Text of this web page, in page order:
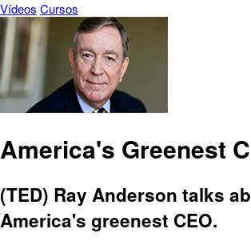
Vídeos Cursos
America's Greenest
(TED) Ray Anderson talks
America's greenest CEO.